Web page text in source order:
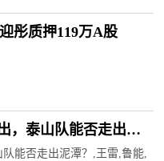
彤质押119万A股
，泰山队能否走出泥
能否走出泥潭？,王雷,鲁能,